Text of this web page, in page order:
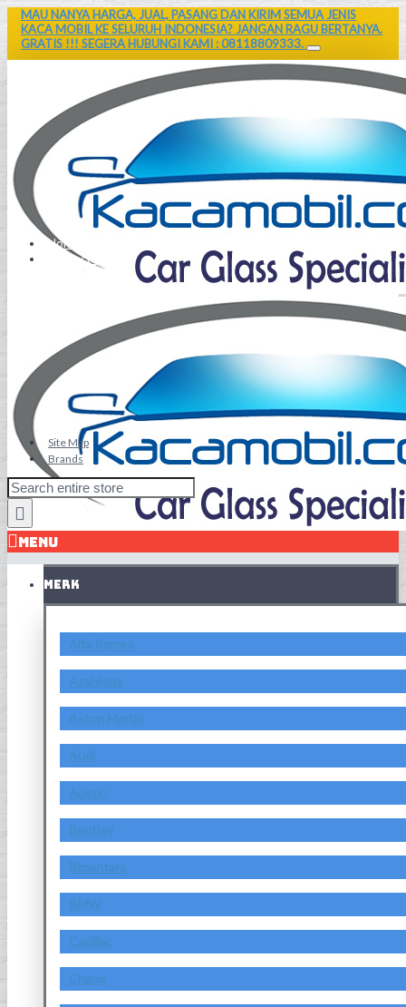
MAU NANYA HARGA, JUAL, PASANG DAN KIRIM SEMUA JENIS
KACA MOBIL KE SELURUH INDONESIA? JANGAN RAGU BERTANYA.
GRATIS !!! SEGERA HUBUNGI KAMI : 08118809333.
Home
Contact Us
Site Map
Brands
MENU
MERK
Alfa Romeo
Asahimas
Aston Martin
Audi
Austin
Bentley
Bimantara
BMW
Cadillac
Chana